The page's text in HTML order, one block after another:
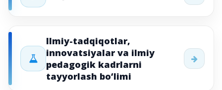
Ilmiy-tadqiqotlar,
innovatsiyalar va ilmiy
pedagogik kadrlarni
tayyorlash bo‘limi